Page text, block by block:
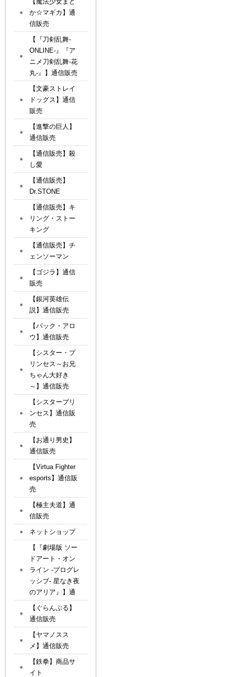
か☆マギカ】通
信販売
【『刀剣乱舞-
ONLINE-』『ア
ニメ刀剣乱舞-花
丸-』】通信販売
【文豪ストレイ
ドッグス】通信
販売
【進撃の巨人】
通信販売
【通信販売】殺
し愛
【通信販売】
Dr.STONE
【通信販売】キ
リング・ストー
キング
【通信販売】チ
ェンソーマン
【ゴジラ】通信
販売
【銀河英雄伝
説】通信販売
【バック・アロ
ウ】通信販売
【シスター・プ
リンセス～お兄
ちゃん大好き
～】通信販売
【シスタープリ
ンセス】通信販
売
【お通り男史】
通信販売
【Virtua Fighter
esports】通信販
売
【極主夫道】通
信販売
ネットショップ
【『劇場版 ソー
ドアート・オン
ライン -プログレ
ッシブ- 星なき夜
のアリア』】通
【ぐらんぶる】
通信販売
【ヤマノスス
メ】通信販売
【鉄拳】商品サ
イト